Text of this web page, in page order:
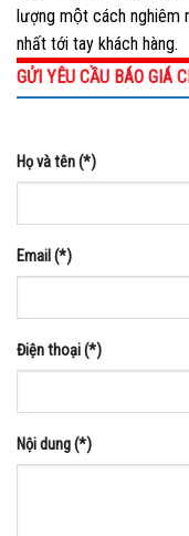
lượng một cách nghiêm
nhất tới tay khách hàng.
GỬI YÊU CẦU BÁO GIÁ
Họ và tên (*)
Email (*)
Điện thoại (*)
Nội dung (*)